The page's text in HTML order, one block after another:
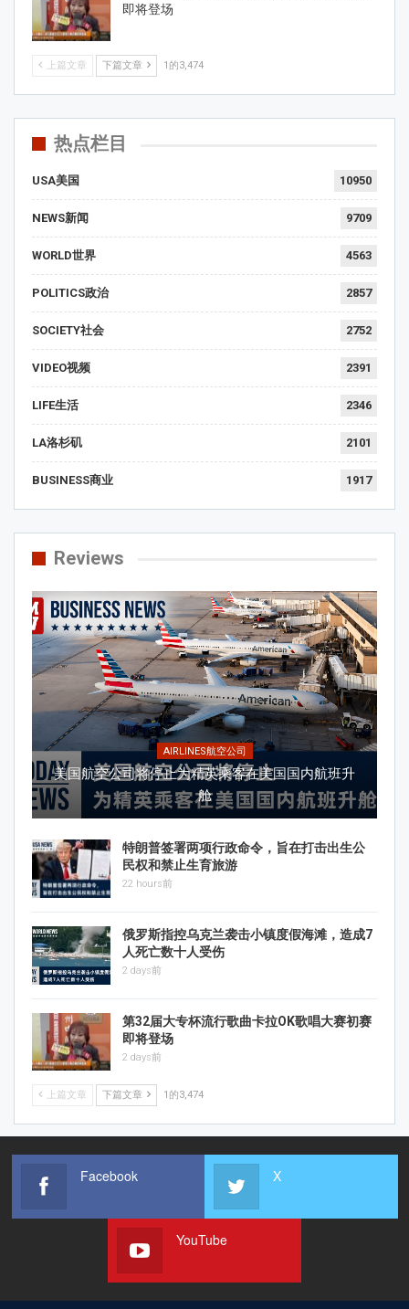
即将登场
上篇文章 下篇文章 1的3,474
热点栏目
USA美国 10950
NEWS新闻 9709
WORLD世界 4563
POLITICS政治 2857
SOCIETY社会 2752
VIDEO视频 2391
LIFE生活 2346
LA洛杉矶 2101
BUSINESS商业 1917
Reviews
AIRLINES航空公司
美国航空公司将停止为精英乘客在美国国内航班升
舱
特朗普签署两项行政命令，旨在打击出生公
民权和禁止生育旅游
22 hours前
俄罗斯指控乌克兰袭击小镇度假海滩，造成7
人死亡数十人受伤
2 days前
第32届大专杯流行歌曲卡拉OK歌唱大赛初赛
即将登场
2 days前
上篇文章 下篇文章 1的3,474
Facebook X
YouTube